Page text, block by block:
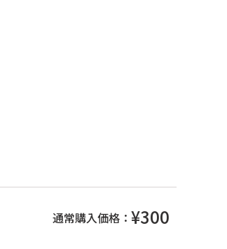
通常購入価格： ¥300